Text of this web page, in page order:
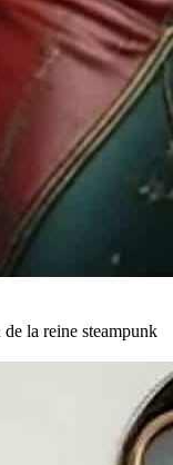
la reine steampunk